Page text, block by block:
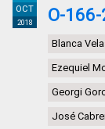
OCT
2018
O-
Blanca
Ezequiel
Georgi
José